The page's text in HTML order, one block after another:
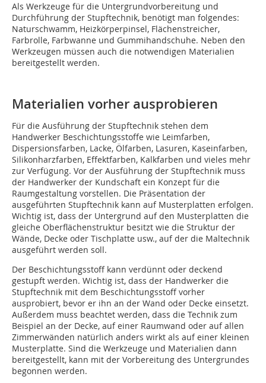
Als Werkzeuge für die Untergrundvorbereitung und
Durchführung der Stupftechnik, benötigt man folgendes:
Naturschwamm, Heizkörperpinsel, Flächenstreicher,
Farbrolle, Farbwanne und Gummihandschuhe. Neben den
Werkzeugen müssen auch die notwendigen Materialien
bereitgestellt werden.
Materialien vorher ausprobieren
Für die Ausführung der Stupftechnik stehen dem
Handwerker Beschichtungsstoffe wie Leimfarben,
Dispersionsfarben, Lacke, Ölfarben, Lasuren, Kaseinfarben,
Silikonharzfarben, Effektfarben, Kalkfarben und vieles mehr
zur Verfügung. Vor der Ausführung der Stupftechnik muss
der Handwerker der Kundschaft ein Konzept für die
Raumgestaltung vorstellen. Die Präsentation der
ausgeführten Stupftechnik kann auf Musterplatten erfolgen.
Wichtig ist, dass der Untergrund auf den Musterplatten die
gleiche Oberflächenstruktur besitzt wie die Struktur der
Wände, Decke oder Tischplatte usw., auf der die Maltechnik
ausgeführt werden soll.
Der Beschichtungsstoff kann verdünnt oder deckend
gestupft werden. Wichtig ist, dass der Handwerker die
Stupftechnik mit dem Beschichtungsstoff vorher
ausprobiert, bevor er ihn an der Wand oder Decke einsetzt.
Außerdem muss beachtet werden, dass die Technik zum
Beispiel an der Decke, auf einer Raumwand oder auf allen
Zimmerwänden natürlich anders wirkt als auf einer kleinen
Musterplatte. Sind die Werkzeuge und Materialien dann
bereitgestellt, kann mit der Vorbereitung des Untergrundes
begonnen werden.